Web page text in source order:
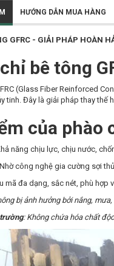
HƯỚNG DẪN MUA HÀNG
GFRC - GIẢI PHÁP HOÀN
bê tông
(Glass Fiber Reinforced
tinh. Đây là giải pháp thay thế
của phào
năng chịu lực, chịu nước,
công nghệ gia cường sợi
mã đa dạng, sắc nét, phù hợp
bị ảnh hưởng bởi nắng,
: Không chứa hóa chất